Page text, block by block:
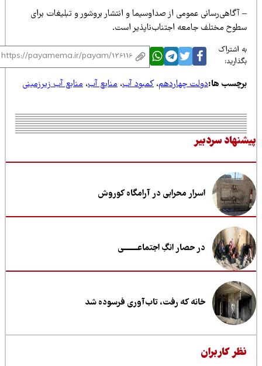
آگاهی‌رسانی عمومی از صداوسیما و انتشار بروشور و تبلیغات برای
مختلف جامعه اجتناب‌ناپذیر است.
اشتراک
ها:دولت چهاردهم،کمبود آب،منابع آب،منابع آب زیرزمینی
سردبیر
اسرار محرابی در آرامگاه کوروش
در حصار انگِ اجتماعــــــــی
خانه که رفت، تاب‌آوری فرسوده شد
کاربران